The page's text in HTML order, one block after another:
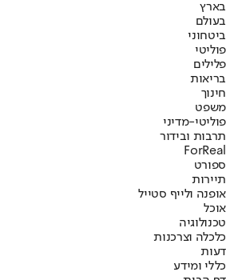
בארץ
בעולם
ביטחוני
פוליטי
פלילים
בריאות
חינוך
משפט
פוליטי-מדיני
תרבות ובידור
ForReal
ספורט
תיירות
אופנה ולייף סטייל
אוכל
טכנולוגיה
כלכלה וצרכנות
דעות
כללי ומידע